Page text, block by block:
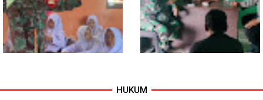
Polytank di Simpang Kiri
Optimistis Tepat Waktu
Babinsa Tanamkan Nilai
Babinsa dan Bhabinkamtibmas
HUKUM